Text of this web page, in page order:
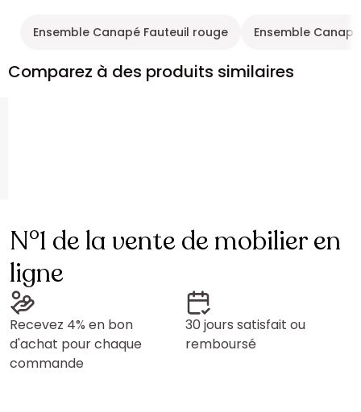
Ensemble Canapé Fauteuil rouge Ensemble
Comparez à des produits similaires
N°1 de la vente de mobilier en
ligne
Recevez 4% en bon
d'achat pour chaque
commande
30 jours satisfait ou
remboursé